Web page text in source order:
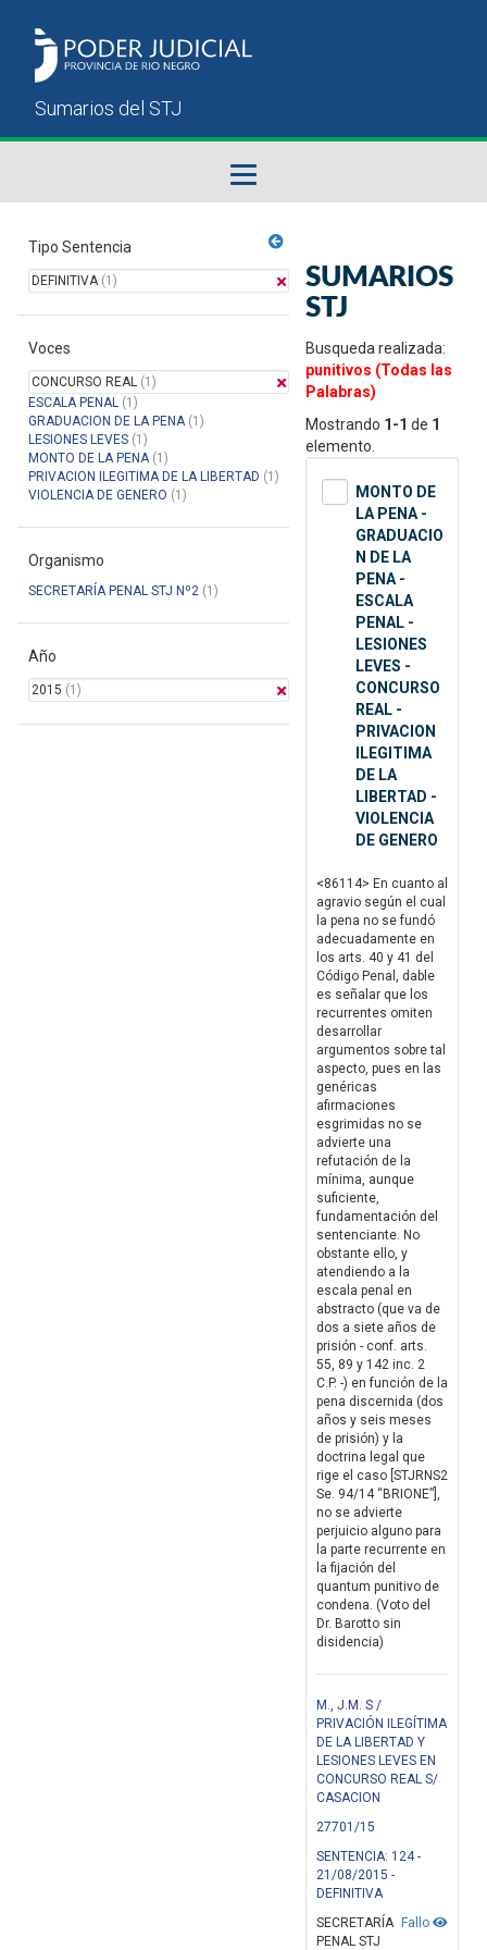
Sumarios del STJ
Manual del Usuario
Tipo Sentencia
DEFINITIVA(1)
Voces
CONCURSO REAL (1)
ESCALA PENAL (1)
GRADUACION DE LA PENA(1)
LESIONES LEVES (1)
MONTO DE LA PENA(1)
PRIVACION ILEGITIMA DE LA LIBERTAD (1)
VIOLENCIA DE GENERO (1)
Organismo
SECRETARÍA PENAL STJ Nº2 (1)
Año
2015 (1)
SUMARIOS
STJ
Busqueda realizada:
punitivos (Todas las
Palabras)
Mostrando 1-1 de 1
elemento.
MONTO DE
LA PENA -
GRADUACIO
N DE LA
PENA -
ESCALA
PENAL -
LESIONES
LEVES -
CONCURSO
REAL -
PRIVACION
ILEGITIMA
DE LA
LIBERTAD -
VIOLENCIA
DE GENERO
<86114> En cuanto al
agravio según el cual
la pena no se fundó
adecuadamente en
los arts. 40 y 41 del
Código Penal, dable
es señalar que los
recurrentes omiten
desarrollar
argumentos sobre tal
aspecto, pues en las
genéricas
afirmaciones
esgrimidas no se
advierte una
refutación de la
mínima, aunque
suficiente,
fundamentación del
sentenciante. No
obstante ello, y
atendiendo a la
escala penal en
abstracto (que va de
dos a siete años de
prisión - conf. arts.
55, 89 y 142 inc. 2
C.P. -) en función de la
pena discernida (dos
años y seis meses
de prisión) y la
doctrina legal que
rige el caso [STJRNS2
Se. 94/14 “BRIONE”],
no se advierte
perjuicio alguno para
la parte recurrente en
la fijación del
quantum punitivo de
condena. (Voto del
Dr. Barotto sin
disidencia)
M., J.M. S /
PRIVACIÓN ILEGÍTIMA
DE LA LIBERTAD Y
LESIONES LEVES EN
CONCURSO REAL S/
CASACION
27701/15
SENTENCIA: 124 -
21/08/2015 -
DEFINITIVA
Fallo
SECRETARÍA
PENAL STJ